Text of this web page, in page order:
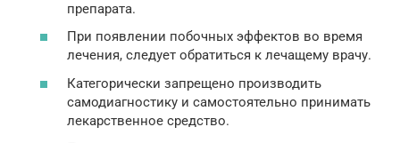
препарата.
При появлении побочных эффектов во время
лечения, следует обратиться к лечащему врачу.
Категорически запрещено производить
самодиагностику и самостоятельно принимать
лекарственное средство.